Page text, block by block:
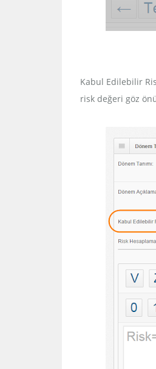
Kabul Edilebilir
risk değeri göz